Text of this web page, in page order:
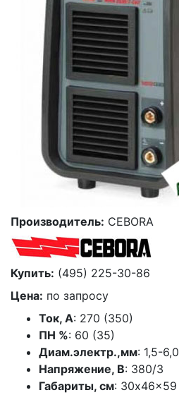
Производитель: CEBORA
Купить: (495) 225-30-86
Цена: по запросу
Ток, А: 270 (350)
ПН %: 60 (35)
Диам.электр.,мм: 1,5-6,0
Напряжение, В: 380/3
Габариты, см: 30x46x59